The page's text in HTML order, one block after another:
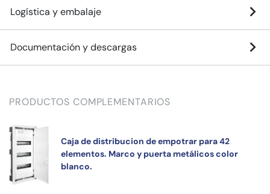
Logística y embalaje
Documentación y descargas
PRODUCTOS COMPLEMENTARIOS
Caja de distribucion de empotrar para 42
elementos. Marco y puerta metálicos color
blanco.